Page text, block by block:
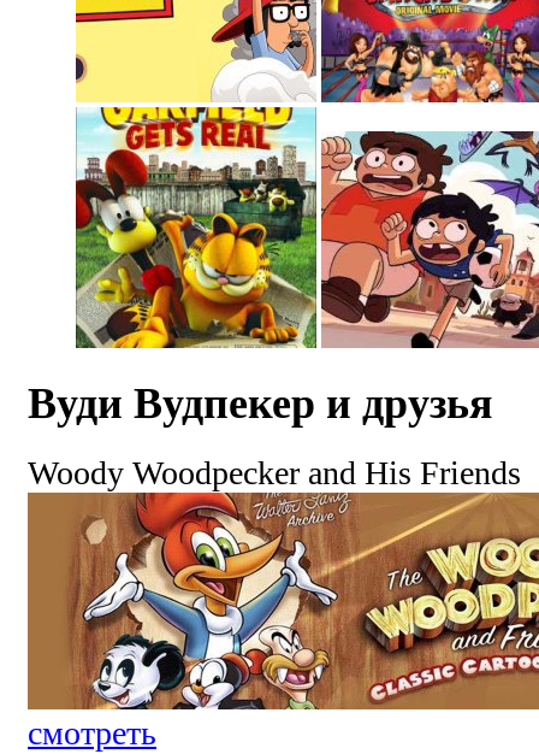
Вуди Вудпекер и друзья
Woody Woodpecker and His Friends
смотреть